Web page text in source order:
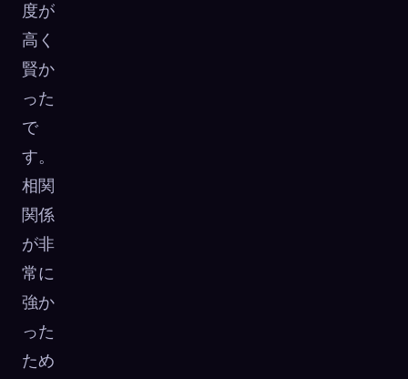
度が
高く
賢か
った
で
す。
相関
関係
が非
常に
強か
った
ため